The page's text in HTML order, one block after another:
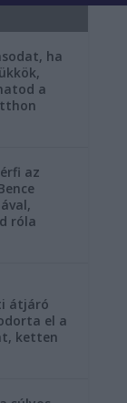
ha
a
az
róla
átjáró
el a
ketten